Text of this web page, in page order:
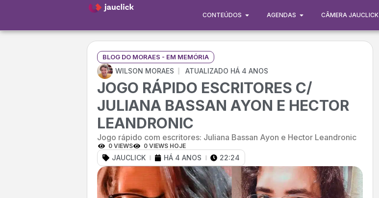
CONTEÚDOS AGENDAS CÂMERA JAUCLICK
BLOG DO MORAES - EM MEMÓRIA
WILSON MORAES ATUALIZADO HÁ 4 ANOS
JOGO RÁPIDO ESCRITORES C/
JULIANA BASSAN AYON E HECTOR
LEANDRONIC
Jogo rápido com escritores: Juliana Bassan Ayon e Hector Leandronic
0 VIEWS 0 VIEWS HOJE
JAUCLICK HÁ 4 ANOS 22:24